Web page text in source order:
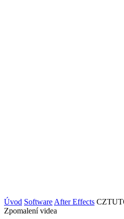
Úvod Software After Effects
Zpomalení videa